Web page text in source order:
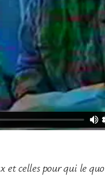
et celles pour qui le